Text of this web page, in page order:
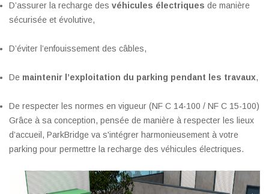
D’assurer la recharge des véhicules électriques de manière
sécurisée et évolutive,
D’éviter l’enfouissement des câbles,
De maintenir l’exploitation du parking pendant les travaux,
De respecter les normes en vigueur (NF C 14-100 / NF C 15-100)
Grâce à sa conception, pensée de manière à respecter les lieux
d’accueil, ParkBridge va s'intégrer harmonieusement à votre
parking pour permettre la recharge des véhicules électriques.